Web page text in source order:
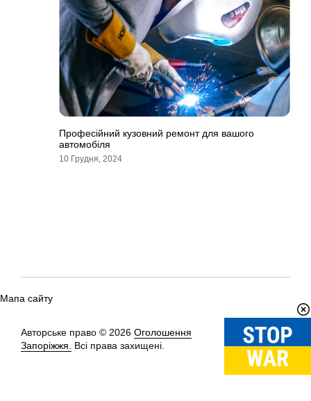
Професійний кузовний ремонт для вашого
автомобіля
10 Грудня, 2024
Мапа сайту
Авторське право © 2026 Оголошення
Запоріжжя.
Всі права захищені.
Вгору↑